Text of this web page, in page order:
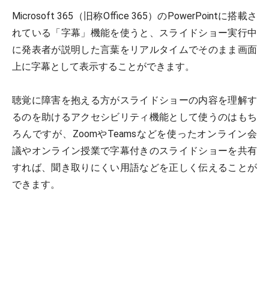
Microsoft 365（旧称Office 365）のPowerPointに搭載さ
れている「字幕」機能を使うと、スライドショー実行中
に発表者が説明した言葉をリアルタイムでそのまま画面
上に字幕として表示することができます。
聴覚に障害を抱える方がスライドショーの内容を理解す
るのを助けるアクセシビリティ機能として使うのはもち
ろんですが、ZoomやTeamsなどを使ったオンライン会
議やオンライン授業で字幕付きのスライドショーを共有
すれば、聞き取りにくい用語などを正しく伝えることが
できます。